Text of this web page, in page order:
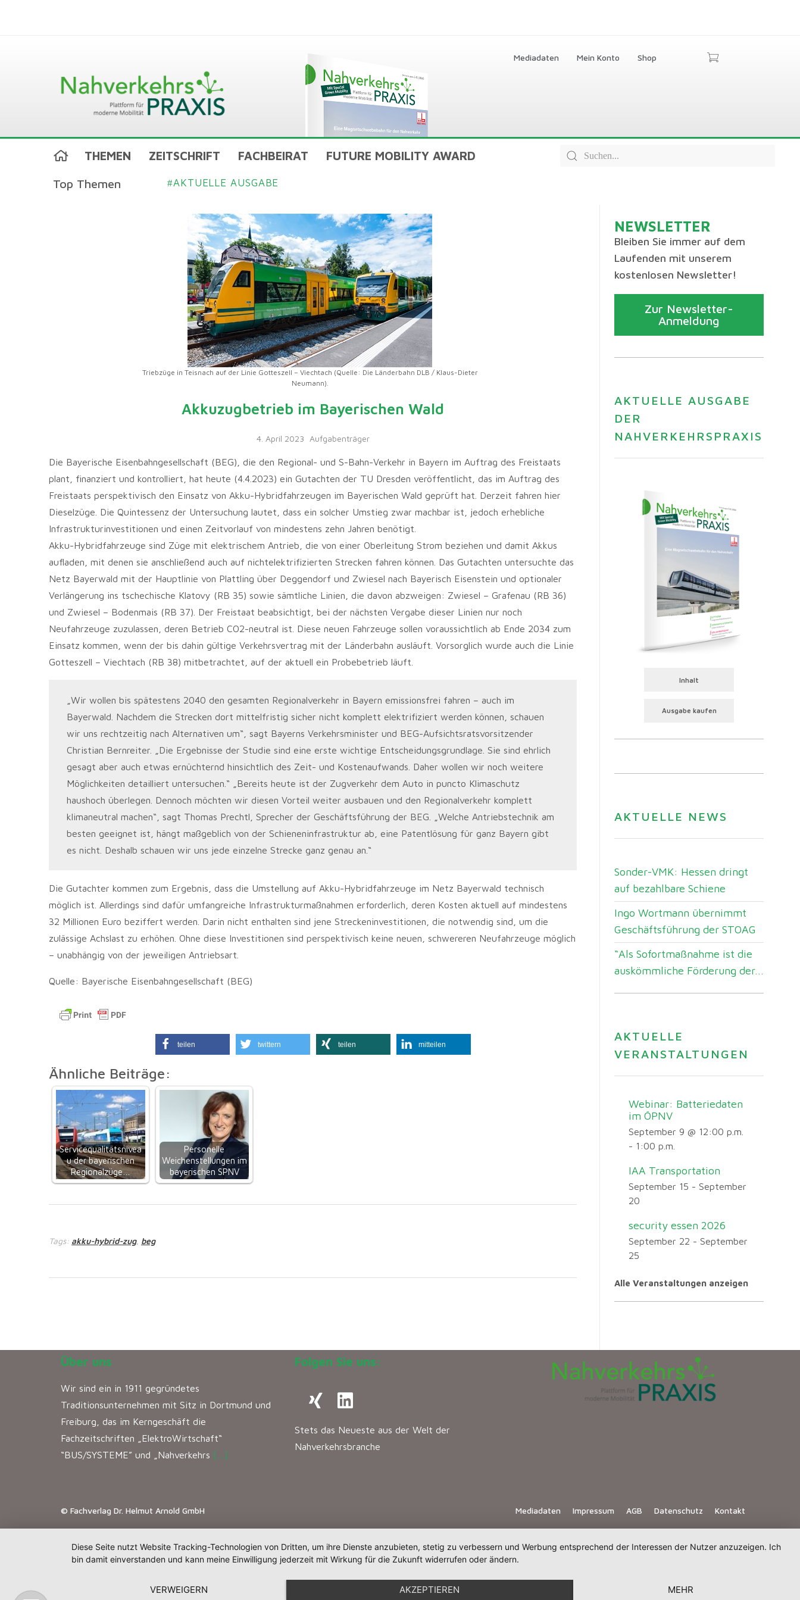
Mediadaten Mein Konto Shop
THEMEN ZEITSCHRIFT FACHBEIRAT FUTURE MOBILITY AWARD
Top Themen #AKTUELLE AUSGABE
Triebzüge in Teisnach auf der Linie Gotteszell – Viechtach (Quelle: Die Länderbahn DLB / Klaus-Dieter
Neumann).
Akkuzugbetrieb im Bayerischen Wald
4. April 2023 Aufgabenträger
Die Bayerische Eisenbahngesellschaft (BEG), die den Regional- und S-Bahn-Verkehr in Bayern im Auftrag des Freistaats
plant, finanziert und kontrolliert, hat heute (4.4.2023) ein Gutachten der TU Dresden veröffentlicht, das im Auftrag des
Freistaats perspektivisch den Einsatz von Akku-Hybridfahrzeugen im Bayerischen Wald geprüft hat. Derzeit fahren hier
Dieselzüge. Die Quintessenz der Untersuchung lautet, dass ein solcher Umstieg zwar machbar ist, jedoch erhebliche
Infrastrukturinvestitionen und einen Zeitvorlauf von mindestens zehn Jahren benötigt.
Akku-Hybridfahrzeuge sind Züge mit elektrischem Antrieb, die von einer Oberleitung Strom beziehen und damit Akkus
aufladen, mit denen sie anschließend auch auf nichtelektrifizierten Strecken fahren können. Das Gutachten untersuchte das
Netz Bayerwald mit der Hauptlinie von Plattling über Deggendorf und Zwiesel nach Bayerisch Eisenstein und optionaler
Verlängerung ins tschechische Klatovy (RB 35) sowie sämtliche Linien, die davon abzweigen: Zwiesel – Grafenau (RB 36)
und Zwiesel – Bodenmais (RB 37). Der Freistaat beabsichtigt, bei der nächsten Vergabe dieser Linien nur noch
Neufahrzeuge zuzulassen, deren Betrieb CO2-neutral ist. Diese neuen Fahrzeuge sollen voraussichtlich ab Ende 2034 zum
Einsatz kommen, wenn der bis dahin gültige Verkehrsvertrag mit der Länderbahn ausläuft. Vorsorglich wurde auch die Linie
Gotteszell – Viechtach (RB 38) mitbetrachtet, auf der aktuell ein Probebetrieb läuft.
„Wir wollen bis spätestens 2040 den gesamten Regionalverkehr in Bayern emissionsfrei fahren – auch im
Bayerwald. Nachdem die Strecken dort mittelfristig sicher nicht komplett elektrifiziert werden können, schauen
wir uns rechtzeitig nach Alternativen um“, sagt Bayerns Verkehrsminister und BEG-Aufsichtsratsvorsitzender
Christian Bernreiter. „Die Ergebnisse der Studie sind eine erste wichtige Entscheidungsgrundlage. Sie sind ehrlich
gesagt aber auch etwas ernüchternd hinsichtlich des Zeit- und Kostenaufwands. Daher wollen wir noch weitere
Möglichkeiten detailliert untersuchen.“ „Bereits heute ist der Zugverkehr dem Auto in puncto Klimaschutz
haushoch überlegen. Dennoch möchten wir diesen Vorteil weiter ausbauen und den Regionalverkehr komplett
klimaneutral machen“, sagt Thomas Prechtl, Sprecher der Geschäftsführung der BEG. „Welche Antriebstechnik am
besten geeignet ist, hängt maßgeblich von der Schieneninfrastruktur ab, eine Patentlösung für ganz Bayern gibt
es nicht. Deshalb schauen wir uns jede einzelne Strecke ganz genau an.“
Die Gutachter kommen zum Ergebnis, dass die Umstellung auf Akku-Hybridfahrzeuge im Netz Bayerwald technisch
möglich ist. Allerdings sind dafür umfangreiche Infrastrukturmaßnahmen erforderlich, deren Kosten aktuell auf mindestens
32 Millionen Euro beziffert werden. Darin nicht enthalten sind jene Streckeninvestitionen, die notwendig sind, um die
zulässige Achslast zu erhöhen. Ohne diese Investitionen sind perspektivisch keine neuen, schwereren Neufahrzeuge möglich
– unabhängig von der jeweiligen Antriebsart.
Quelle: Bayerische Eisenbahngesellschaft (BEG)
teilen twittern teilen mitteilen
Ähnliche Beiträge:
Servicequalitätsnivea
u der bayerischen
Regionalzüge…
Personelle
Weichenstellungen im
bayerischen SPNV
Tags: akku-hybrid-zug, beg
NEWSLETTER
Bleiben Sie immer auf dem
Laufenden mit unserem
kostenlosen Newsletter!
Zur Newsletter-
Anmeldung
AKTUELLE AUSGABE
DER
NAHVERKEHRSPRAXIS
Inhalt
Ausgabe kaufen
AKTUELLE NEWS
Sonder-VMK: Hessen dringt
auf bezahlbare Schiene
Ingo Wortmann übernimmt
Geschäftsführung der STOAG
“Als Sofortmaßnahme ist die
auskömmliche Förderung der...
AKTUELLE
VERANSTALTUNGEN
Webinar: Batteriedaten
im ÖPNV
September 9 @ 12:00 p.m.
- 1:00 p.m.
IAA Transportation
September 15 - September
20
security essen 2026
September 22 - September
25
Alle Veranstaltungen anzeigen
Über uns
Wir sind ein in 1911 gegründetes
Traditionsunternehmen mit Sitz in Dortmund und
Freiburg, das im Kerngeschäft die
Fachzeitschriften „ElektroWirtschaft“
“BUS/SYSTEME” und „Nahverkehrs […]
Folgen Sie uns:
Stets das Neueste aus der Welt der
Nahverkehrsbranche
© Fachverlag Dr. Helmut Arnold GmbH Mediadaten Impressum AGB Datenschutz Kontakt
Diese Seite nutzt Website Tracking-Technologien von Dritten, um ihre Dienste anzubieten, stetig zu verbessern und Werbung entsprechend der Interessen der Nutzer anzuzeigen. Ich
bin damit einverstanden und kann meine Einwilligung jederzeit mit Wirkung für die Zukunft widerrufen oder ändern.
VERWEIGERN AKZEPTIEREN MEHR